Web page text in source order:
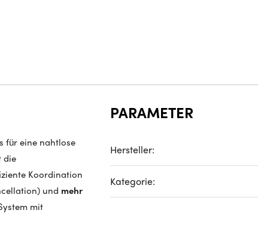
für eine nahtlose
die
Koordination
und mehr
mit
PARAMETER
Hersteller:
Kategorie: